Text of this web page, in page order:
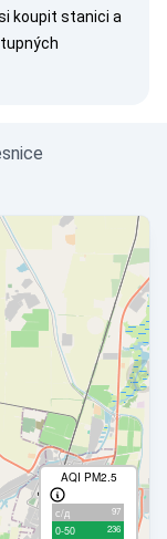
koupit stanici a
AQI PM2.5
с/д 97
0-50 236